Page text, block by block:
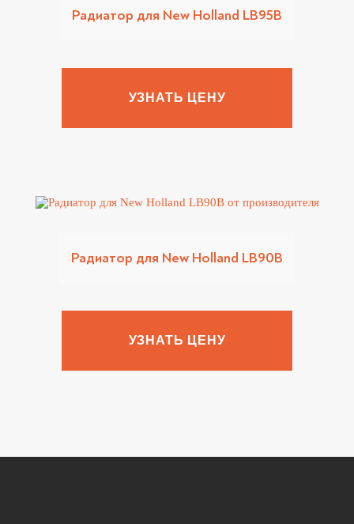
Радиатор для New Holland LB95B
УЗНАТЬ ЦЕНУ
Радиатор для New Holland LB90B
УЗНАТЬ ЦЕНУ